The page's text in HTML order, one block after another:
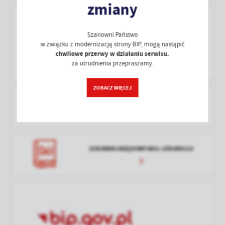
treści w postaci wiadomości, ofert, komunikatów mediów
PRAWO LOKALNE
DZIENNIK URZĘDOWY WOJ. ŁÓDZKIEGO
Radosław Bernaciak
Ostatnio
zaktualizował
-
zmiany
Szanowni Państwo
w związku z modernizacją strony BIP, mogą nastąpić
chwilowe przerwy w działaniu serwisu.
za utrudnienia przepraszamy.
ZOBACZ WIĘCEJ